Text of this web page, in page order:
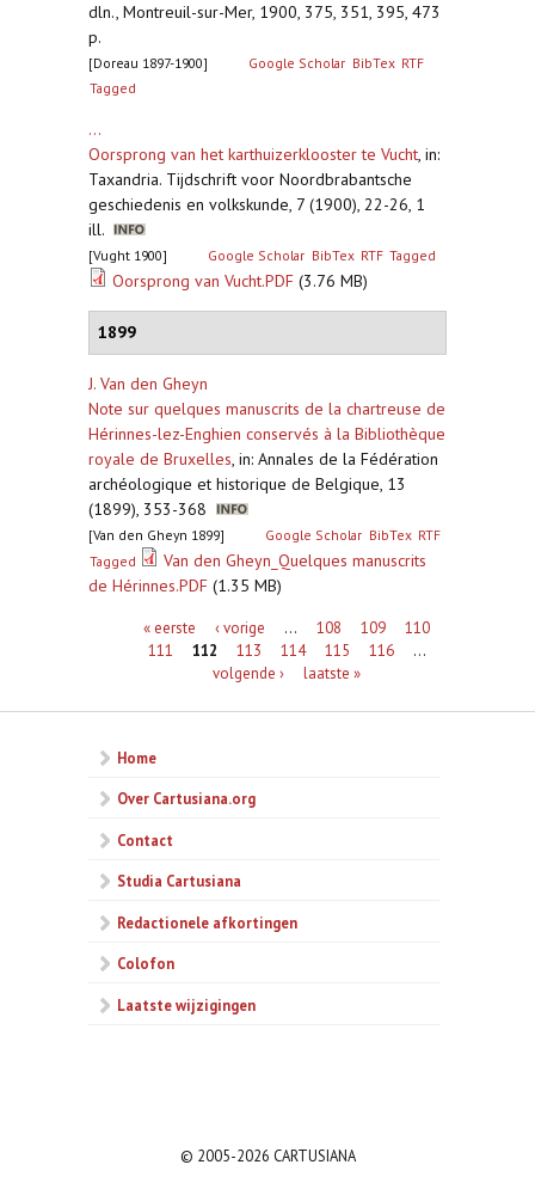
dln., Montreuil-sur-Mer, 1900, 375, 351, 395, 473
p.
[Doreau 1897-1900] Google Scholar BibTex RTF
Tagged
...
Oorsprong van het karthuizerklooster te Vucht, in:
Taxandria. Tijdschrift voor Noordbrabantsche
geschiedenis en volkskunde, 7 (1900), 22-26, 1
ill.
[Vught 1900] Google Scholar BibTex RTF Tagged
Oorsprong van Vucht.PDF (3.76 MB)
1899
J. Van den Gheyn
Note sur quelques manuscrits de la chartreuse de
Hérinnes-lez-Enghien conservés à la Bibliothèque
royale de Bruxelles, in: Annales de la Fédération
archéologique et historique de Belgique, 13
(1899), 353-368
[Van den Gheyn 1899] Google Scholar BibTex RTF
Tagged
Van den Gheyn_Quelques manuscrits
de Hérinnes.PDF (1.35 MB)
Pagina's« eerste ‹ vorige … 108 109
110
111
112 113 114 115 116
…
volgende ›
laatste »
Home
Over Cartusiana.org
Contact
Studia Cartusiana
Redactionele afkortingen
Colofon
Laatste wijzigingen
© 2005-2026 CARTUSIANA